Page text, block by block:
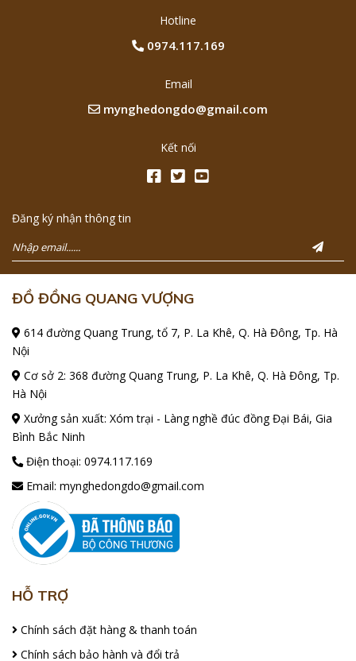
Hotline
0974.117.169
Email
mynghedongdo@gmail.com
Kết nối
Đăng ký nhận thông tin
ĐỒ ĐỒNG QUANG VƯỢNG
614 đường Quang Trung, tổ 7, P. La Khê, Q. Hà Đông, Tp. Hà
Nội
Cơ sở 2: 368 đường Quang Trung, P. La Khê, Q. Hà Đông, Tp.
Hà Nội
Xưởng sản xuất: Xóm trại - Làng nghề đúc đồng Đại Bái, Gia
Bình Bắc Ninh
Điện thoại: 0974.117.169
Email: mynghedongdo@gmail.com
HỖ TRỢ
Chính sách đặt hàng & thanh toán
Chính sách bảo hành và đổi trả